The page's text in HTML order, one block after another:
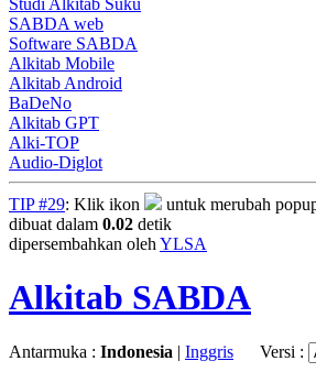
SABDA web
Software SABDA
Alkitab Mobile
Alkitab Android
BaDeNo
Alkitab GPT
Alki-TOP
Audio-Diglot
TIP #29: Klik ikon untuk merubah
dibuat dalam 0.02 detik
dipersembahkan oleh YLSA
Alkitab SABDA
Antarmuka : Indonesia | Inggris Versi :